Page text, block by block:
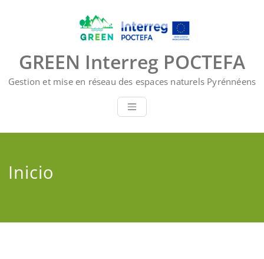
GREEN Interreg POCTEFA
Gestion et mise en réseau des espaces naturels Pyrénnéens
Inicio